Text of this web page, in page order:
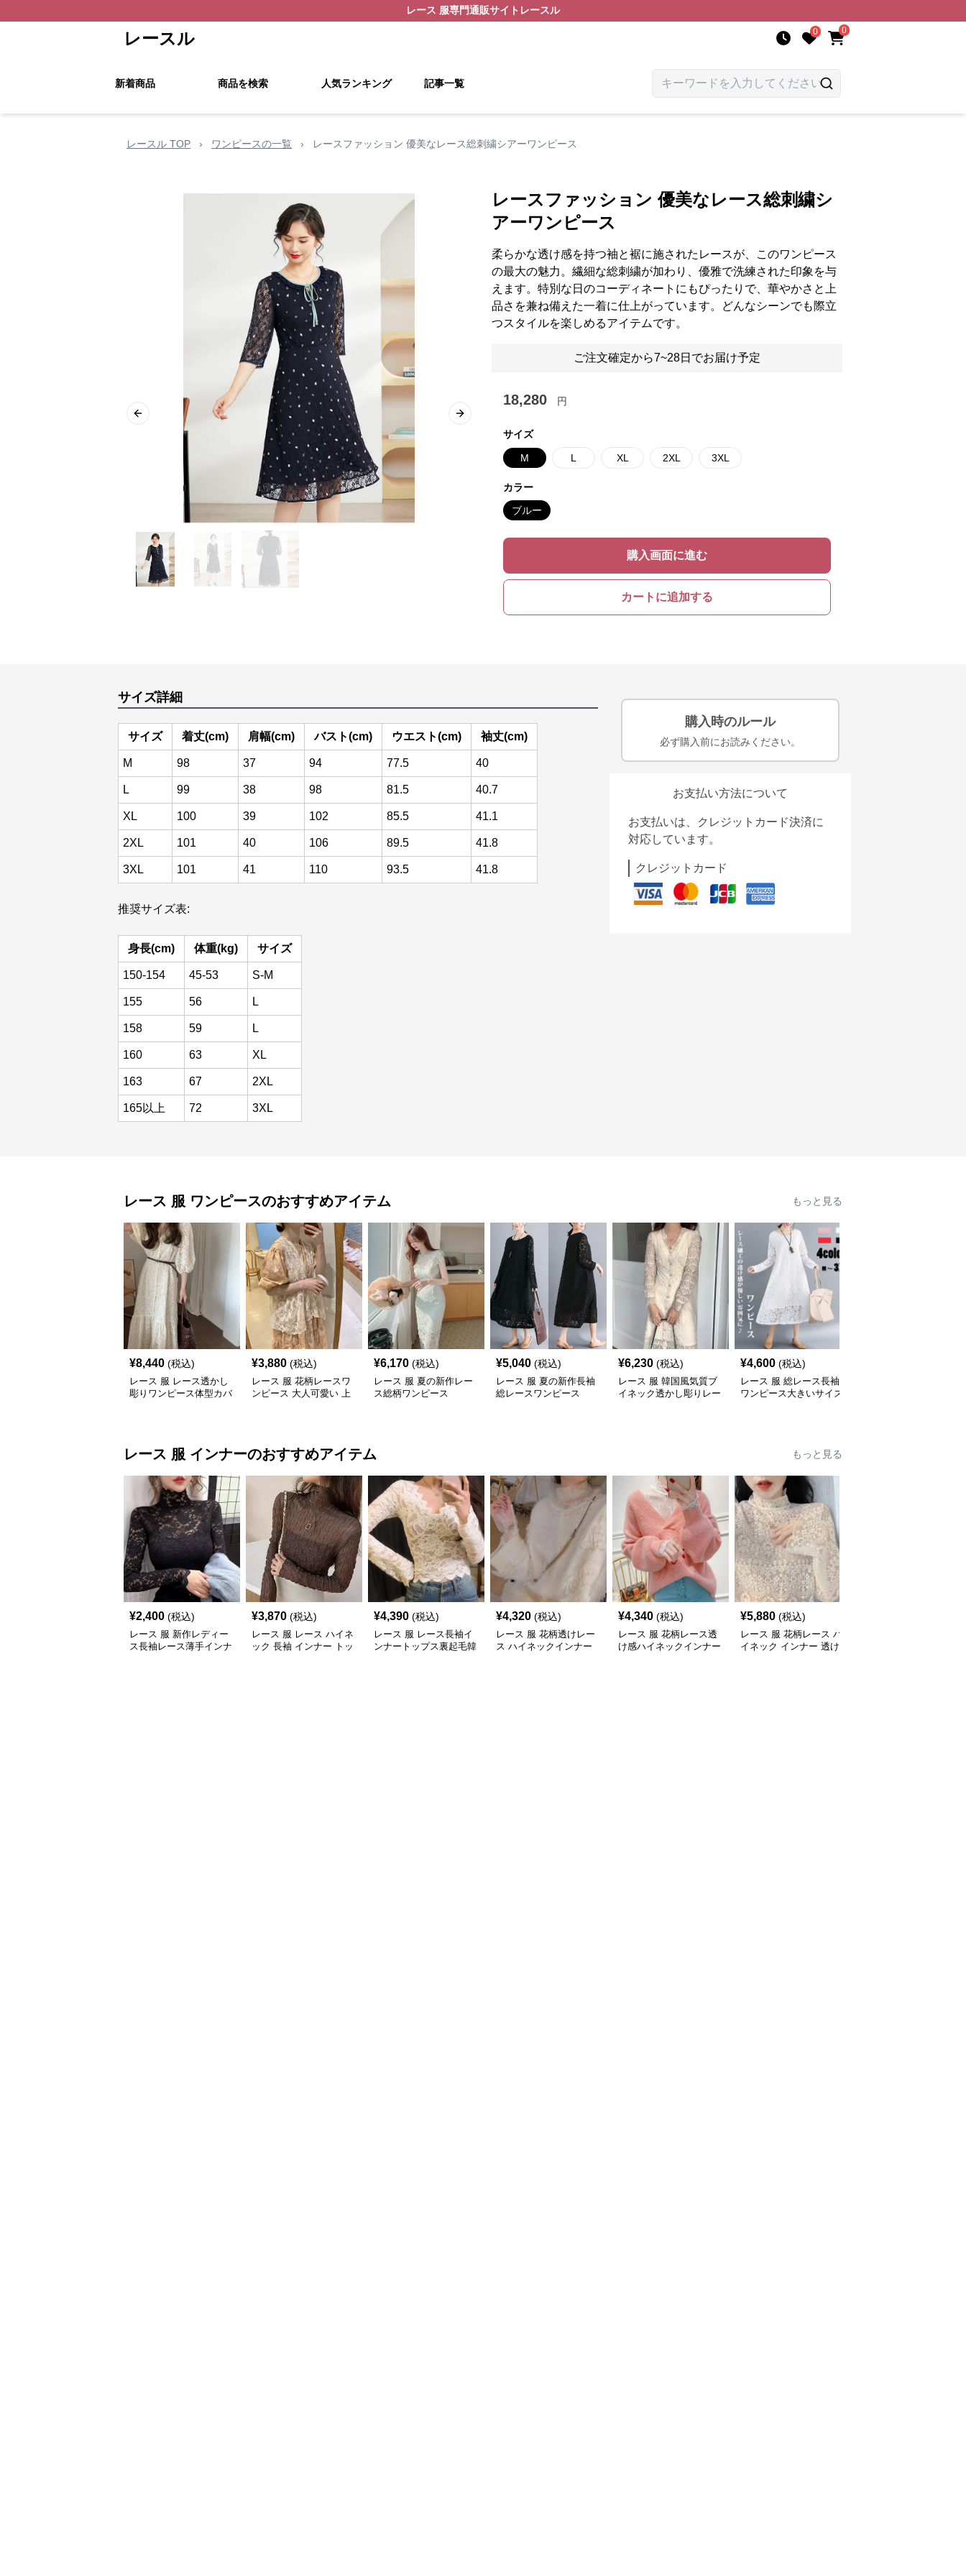
レース 服専門通販サイト レースル
レースル 0 0
新着商品 商品を検索 人気ランキング 記事一覧
レースル TOP › ワンピースの一覧 › レースファッション 優美なレース総刺繍シアーワンピース
Previous slide Next slide
レースファッション 優美なレース総刺繍シ
アーワンピース
柔らかな透け感を持つ袖と裾に施されたレースが、このワンピース
の最大の魅力。繊細な総刺繍が加わり、優雅で洗練された印象を与
えます。特別な日のコーディネートにもぴったりで、華やかさと上
品さを兼ね備えた一着に仕上がっています。どんなシーンでも際立
つスタイルを楽しめるアイテムです。
ご注文確定から7~28日でお届け予定
18,280 円
サイズ
M L XL 2XL 3XL
カラー
ブルー
購入画面に進む
カートに追加する
サイズ詳細
サイズ 着丈(cm) 肩幅(cm) バスト(cm) ウエスト(cm) 袖丈(cm)
M 98 37 94 77.5 40
L 99 38 98 81.5 40.7
XL 100 39 102 85.5 41.1
2XL 101 40 106 89.5 41.8
3XL 101 41 110 93.5 41.8
推奨サイズ表:
身長(cm) 体重(kg) サイズ
150-154 45-53 S-M
155 56 L
158 59 L
160 63 XL
163 67 2XL
165以上 72 3XL
購入時のルール
必ず購入前にお読みください。
お支払い方法について
お支払いは、クレジットカード決済に
対応しています。
クレジットカード
レース 服 ワンピースのおすすめアイテム もっと見る
¥8,440 (税込)
レース 服 レース透かし
彫りワンピース体型カバ
¥3,880 (税込)
レース 服 花柄レースワ
ンピース 大人可愛い 上
¥6,170 (税込)
レース 服 夏の新作レー
ス総柄ワンピース
¥5,040 (税込)
レース 服 夏の新作長袖
総レースワンピース
¥6,230 (税込)
レース 服 韓国風気質ブ
イネック透かし彫りレー
¥4,600 (税込)
レース 服 総レース長袖
ワンピース大きいサイズ
レース 服 インナーのおすすめアイテム もっと見る
¥2,400 (税込)
レース 服 新作レディー
ス長袖レース薄手インナ
¥3,870 (税込)
レース 服 レース ハイネ
ック 長袖 インナー トッ
¥4,390 (税込)
レース 服 レース長袖イ
ンナートップス裏起毛韓
¥4,320 (税込)
レース 服 花柄透けレー
ス ハイネックインナー
¥4,340 (税込)
レース 服 花柄レース透
け感ハイネックインナー
¥5,880 (税込)
レース 服 花柄レース ハ
イネック インナー 透け